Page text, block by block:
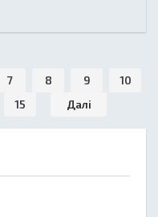
7 8 9
10
15 Далі